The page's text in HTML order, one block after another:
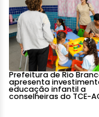
Prefeitura de Rio
apresenta
educação infantil a
conselheiras do TCE-